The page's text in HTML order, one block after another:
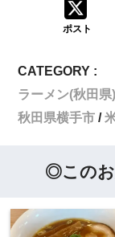
ポスト
CATEGORY :
ラーメン(秋田県)
秋田県横手市
◎このお